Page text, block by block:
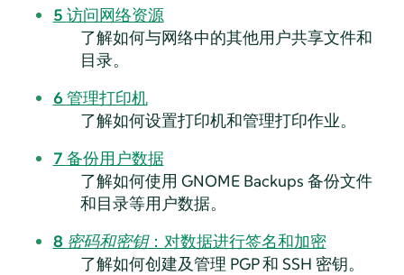
5 访问网络资源
了解如何与网络中的其他用户共享文件和
目录。
6 管理打印机
了解如何设置打印机和管理打印作业。
7 备份用户数据
了解如何使用 GNOME Backups 备份文件
和目录等用户数据。
8 密码和密钥：对数据进行签名和加密
了解如何创建及管理 PGP 和 SSH 密钥。